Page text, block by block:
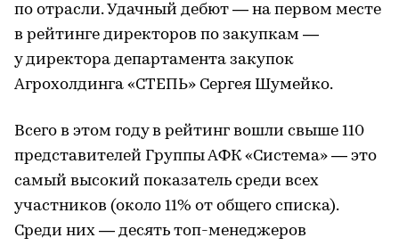
по отрасли. Удачный дебют — на первом месте
в рейтинге директоров по закупкам —
у директора департамента закупок
Агрохолдинга «СТЕПЬ» Сергея Шумейко.
Всего в этом году в рейтинг вошли свыше 110
представителей Группы АФК «Система» — это
самый высокий показатель среди всех
участников (около 11% от общего списка).
Среди них — десять топ-менеджеров